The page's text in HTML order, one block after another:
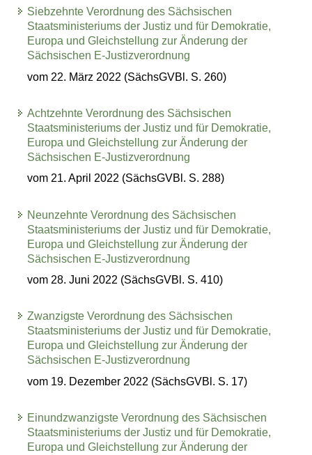
Siebzehnte Verordnung des Sächsischen
Staatsministeriums der Justiz und für Demokratie,
Europa und Gleichstellung zur Änderung der
Sächsischen E-Justizverordnung
vom 22. März 2022 (SächsGVBl. S. 260)
Achtzehnte Verordnung des Sächsischen
Staatsministeriums der Justiz und für Demokratie,
Europa und Gleichstellung zur Änderung der
Sächsischen E-Justizverordnung
vom 21. April 2022 (SächsGVBl. S. 288)
Neunzehnte Verordnung des Sächsischen
Staatsministeriums der Justiz und für Demokratie,
Europa und Gleichstellung zur Änderung der
Sächsischen E-Justizverordnung
vom 28. Juni 2022 (SächsGVBl. S. 410)
Zwanzigste Verordnung des Sächsischen
Staatsministeriums der Justiz und für Demokratie,
Europa und Gleichstellung zur Änderung der
Sächsischen E-Justizverordnung
vom 19. Dezember 2022 (SächsGVBl. S. 17)
Einundzwanzigste Verordnung des Sächsischen
Staatsministeriums der Justiz und für Demokratie,
Europa und Gleichstellung zur Änderung der